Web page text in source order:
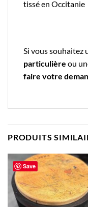
tissé en Occitanie
Si vous souhaitez
particulière ou
faire votre
PRODUITS
Save
à